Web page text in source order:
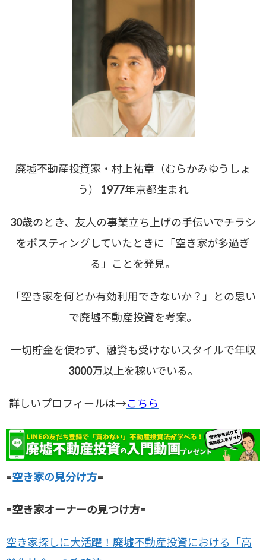
廃墟不動産投資家・村上祐章（むらかみゆうしょ
う） 1977年京都生まれ
30歳のとき、友人の事業立ち上げの手伝いでチラシ
をポスティングしていたときに「空き家が多過ぎ
る」ことを発見。
「空き家を何とか有効利用できないか？」との思い
で廃墟不動産投資を考案。
一切貯金を使わず、融資も受けないスタイルで年収
3000万以上を稼いでいる。
詳しいプロフィールは→こちら
=空き家の見分け方=
=空き家オーナーの見つけ方=
空き家探しに大活躍！廃墟不動産投資における「高